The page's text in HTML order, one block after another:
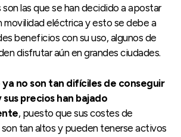
las que se han decidido a apostar
movilidad eléctrica y esto se debe a
beneficios con su uso, algunos de
disfrutar aún en grandes ciudades.
no son tan difíciles de conseguir
precios han bajado
, puesto que sus costes de
tan altos y pueden tenerse activos